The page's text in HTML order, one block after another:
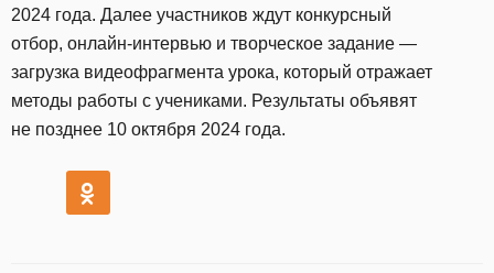
2024 года. Далее участников ждут конкурсный
отбор, онлайн-интервью и творческое задание —
загрузка видеофрагмента урока, который отражает
методы работы с учениками. Результаты объявят
не позднее 10 октября 2024 года.